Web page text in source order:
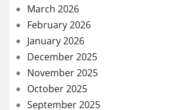
March 2026
February 2026
January 2026
December 2025
November 2025
October 2025
September 2025